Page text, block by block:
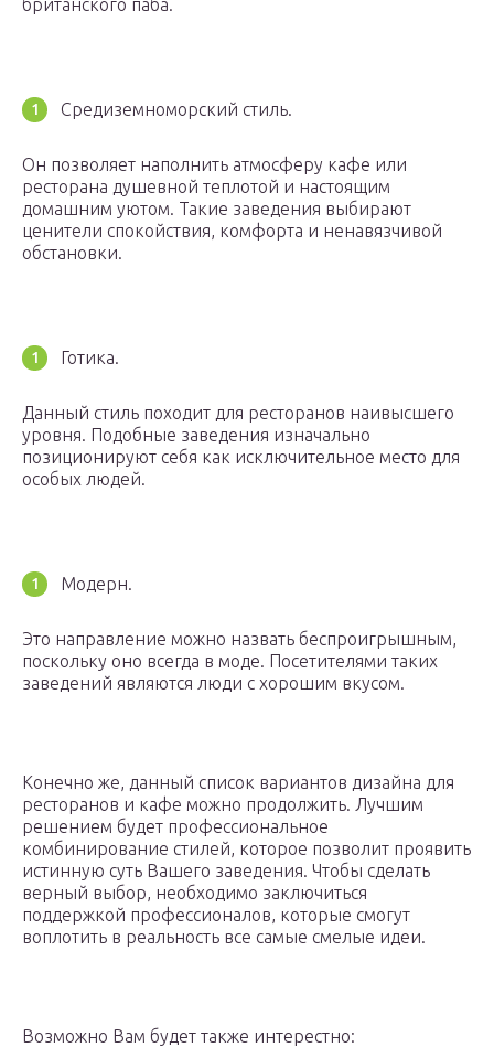
британского паба.
Средиземноморский стиль.
Он позволяет наполнить атмосферу кафе или
ресторана душевной теплотой и настоящим
домашним уютом. Такие заведения выбирают
ценители спокойствия, комфорта и ненавязчивой
обстановки.
Готика.
Данный стиль походит для ресторанов наивысшего
уровня. Подобные заведения изначально
позиционируют себя как исключительное место для
особых людей.
Модерн.
Это направление можно назвать беспроигрышным,
поскольку оно всегда в моде. Посетителями таких
заведений являются люди с хорошим вкусом.
Конечно же, данный список вариантов дизайна для
ресторанов и кафе можно продолжить. Лучшим
решением будет профессиональное
комбинирование стилей, которое позволит проявить
истинную суть Вашего заведения. Чтобы сделать
верный выбор, необходимо заключиться
поддержкой профессионалов, которые смогут
воплотить в реальность все самые смелые идеи.
Возможно Вам будет также интерестно: